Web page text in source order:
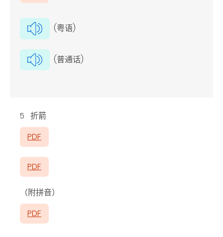
(粤语)
(普通话)
5 折箭
PDF
PDF
（附拼音）
PDF